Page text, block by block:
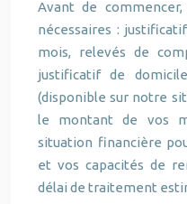
Avant de
nécessaires :
mois, relevés de
justificatif de
(disponible sur notre
le montant de vos
situation financière
et vos capacités de
délai de traitement